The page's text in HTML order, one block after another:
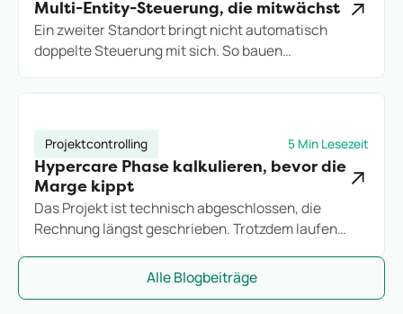
Multi-Entity-Steuerung, die mitwächst
Ein zweiter Standort bringt nicht automatisch
doppelte Steuerung mit sich. So bauen
die Wachstum trägt, statt es an Excel-Grenzen
Projektcontrolling 5 Min Lesezeit
Hypercare Phase kalkulieren, bevor die
Marge kippt
Das Projekt ist technisch abgeschlossen, die
Rechnung längst geschrieben. Trotzdem laufen
Hypercare-Phase, bevor sie zum stillen
Alle Blogbeiträge